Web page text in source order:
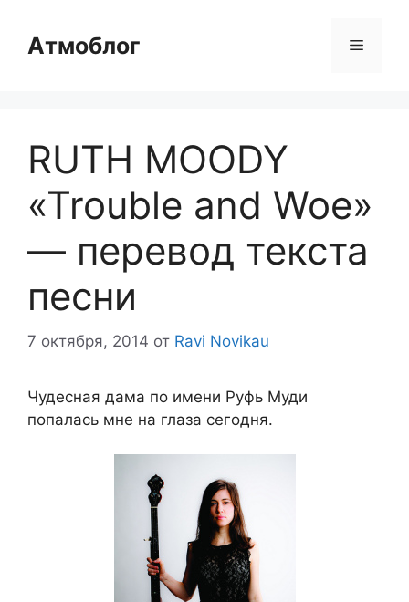
содержимому
Атмоблог Меню
RUTH MOODY
«Trouble and Woe»
— перевод текста
песни
7 октября, 2014 от Ravi Novikau
Чудесная дама по имени Руфь Муди
попалась мне на глаза сегодня.